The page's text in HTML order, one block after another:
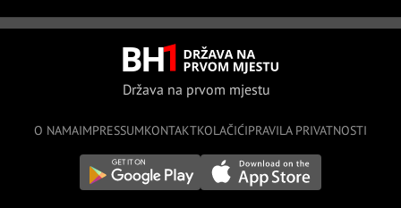
Država na prvom mjestu
O NAMAIMPRESSUMKONTAKTKOLAČIĆIPRAVILA PRIVATNOSTI